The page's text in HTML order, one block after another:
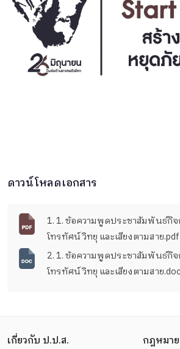
ดาวน์โหลดเอกสาร
1. 1. ข้อความพูดประชาสัมพันธ์กิ
โทรทัศน์ วิทยุ และเสียงตามสาย.pdf
2. 1. ข้อความพูดประชาสัมพันธ์กิ
โทรทัศน์ วิทยุ และเสียงตามสาย
เกี่ยวกับ ป.ป.ส. กฎหมาย